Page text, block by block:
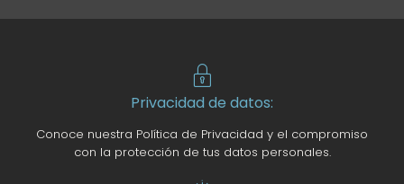
Privacidad de datos:
Conoce nuestra Política de Privacidad y el compromiso
con la protección de tus datos personales.